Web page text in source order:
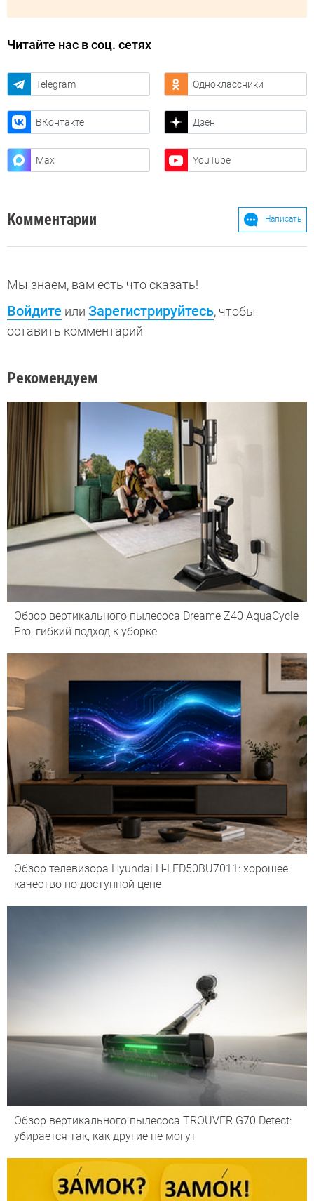
Читайте нас в соц. сетях
Telegram Одноклассники
ВКонтакте Дзен
Max YouTube
Комментарии Написать
Мы знаем, вам есть что сказать!
Войдите или Зарегистрируйтесь, чтобы
оставить комментарий
Рекомендуем
Обзор вертикального пылесоса Dreame Z40 AquaCycle
Pro: гибкий подход к уборке
Обзор телевизора Hyundai H-LED50BU7011: хорошее
качество по доступной цене
Обзор вертикального пылесоса TROUVER G70 Detect:
убирается так, как другие не могут